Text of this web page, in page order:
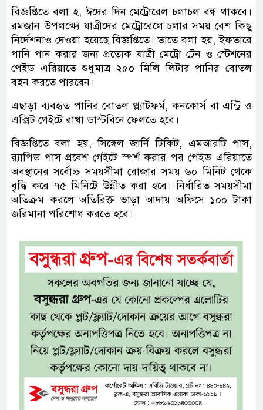
বিজ্ঞপ্তিতে বলা হ, ঈদের দিন মেট্রোরেল চলাচল বন্ধ থাকবে।
রমজান উপলক্ষ্যে যাত্রীদের মেট্রোরেলে চলার সময় বেশ কিছু
নির্দেশনাও দেওয়া হয়েছে বিজ্ঞপ্তিতে। তাতে বলা হয়, ইফতারে
পানি পান করার জন্য প্রত্যেক যাত্রী মেট্রো ট্রেন ও স্টেশনের
পেইড এরিয়াতে শুধুমাত্র ২৫০ মিলি লিটার পানির বোতল
বহন করতে পারবেন।
এছাড়া ব্যবহৃত পানির বোতল প্ল্যাটফর্ম, কনকোর্স বা এন্ট্রি ও
এক্সিট গেইটে রাখা ডাস্টবিনে ফেলতে হবে।
বিজ্ঞপ্তিতে বলা হয়, সিঙ্গেল জার্নি টিকিট, এমআরটি পাস,
র‍্যাপিড পাস প্রবেশ গেইটে স্পর্শ করার পর পেইড এরিয়াতে
অবস্থানের সর্বোচ্চ সময়সীমা রোজার সময় ৬০ মিনিট থেকে
বৃদ্ধি করে ৭৫ মিনিটে উন্নীত করা হবে। নির্ধারিত সময়সীমা
অতিক্রম করলে অতিরিক্ত ভাড়া আদায় অফিসে ১০০ টাকা
জরিমানা পরিশোধ করতে হবে।